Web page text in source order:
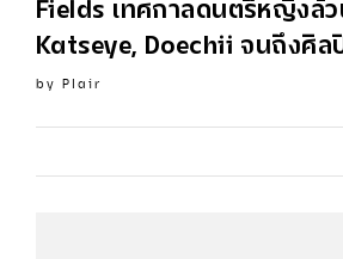
Fields เทศกาลดนตรีหญิงล้
Katseye, Doechii จนถึงศิล
by Plair